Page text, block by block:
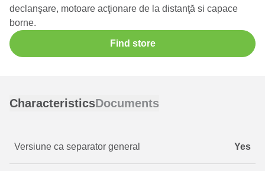
declanşare, motoare acţionare de la distanţă si capace
borne.
Find store
CharacteristicsDocuments
Versiune ca separator general Yes